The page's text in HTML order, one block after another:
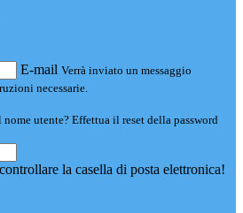
E-mail Verrà inviato un messaggio
necessarie.
utente? Effettua il reset della password
la casella di posta elettronica!